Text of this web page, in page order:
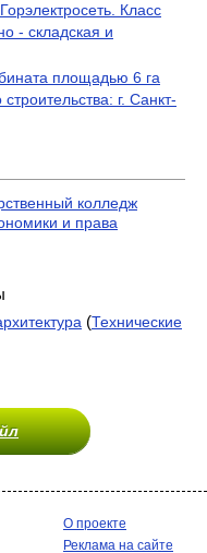
Класс
- складская и
площадью 6 га
г. Санкт-
колледж
и права
(Технические
О проекте
Реклама на сайте